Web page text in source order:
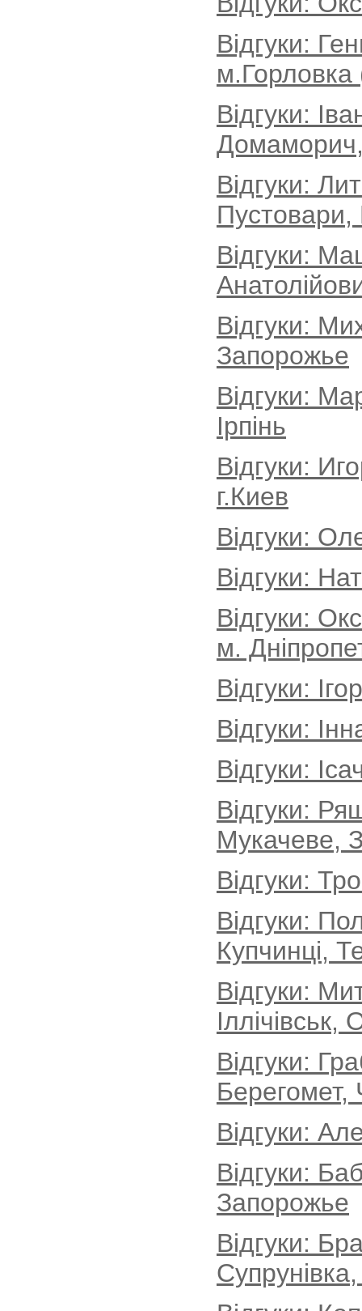
Відгуки:
Відгуки:
Домаморич,
Відгуки:
Пустовари,
Відгуки:
Відгуки:
Запорожье
Відгуки:
Ірпінь
Відгуки:
г.Киев
Відгуки:
Відгуки:
Відгуки:
м.
Відгуки:
Відгуки:
Відгуки:
Відгуки:
Мукачеве,
Відгуки:
Відгуки:
Купчинці,
Відгуки:
Відгуки:
Берегомет,
Відгуки:
Відгуки:
Запорожье
Відгуки: